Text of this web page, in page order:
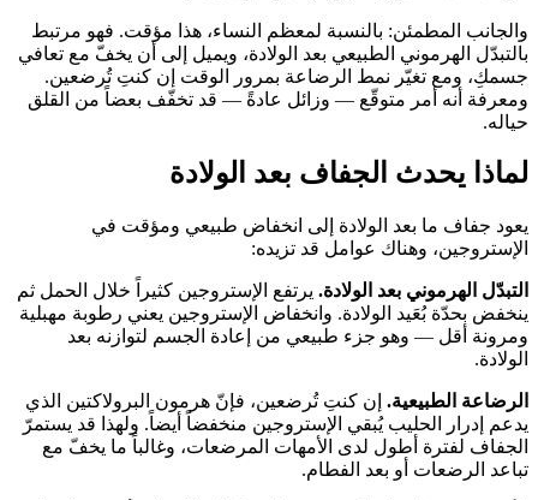
والجانب المطمئن: بالنسبة لمعظم النساء، هذا مؤقت. فهو مرتبط
بالتبدّل الهرموني الطبيعي بعد الولادة، ويميل إلى أن يخفّ مع تعافي
جسمكِ، ومع تغيّر نمط الرضاعة بمرور الوقت إن كنتِ تُرضعين.
ومعرفة أنه أمر متوقّع — وزائل عادةً — قد تخفّف بعضاً من القلق
حياله.
لماذا يحدث الجفاف بعد الولادة
يعود جفاف ما بعد الولادة إلى انخفاض طبيعي ومؤقت في
الإستروجين، وهناك عوامل قد تزيده:
التبدّل الهرموني بعد الولادة. يرتفع الإستروجين كثيراً خلال الحمل ثم
ينخفض بحدّة بُعَيد الولادة. وانخفاض الإستروجين يعني رطوبة مهبلية
ومرونة أقل — وهو جزء طبيعي من إعادة الجسم لتوازنه بعد
الولادة.
الرضاعة الطبيعية. إن كنتِ تُرضعين، فإنّ هرمون البرولاكتين الذي
يدعم إدرار الحليب يُبقي الإستروجين منخفضاً أيضاً. ولهذا قد يستمرّ
الجفاف لفترة أطول لدى الأمهات المرضعات، وغالباً ما يخفّ مع
تباعد الرضعات أو بعد الفطام.